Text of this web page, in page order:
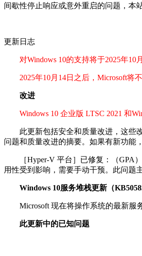
间歇性停止响应或意外重启的问题，本
更新日志
对Windows 10的支持将于2025年10月
2025年10月14日之后，Microsoft将不
改进
Windows 10 企业版 LTSC 2021 和
此更新包括安全和质量改进，这些改
问题和质量改进的摘要。如果有新功能
［Hyper-V 平台］已修复：（GPA）
用性受到影响，需要手动干预。此问题
Windows 10服务堆栈更新（
Microsoft 现在将操作系统的最新服务
此更新中的已知问题